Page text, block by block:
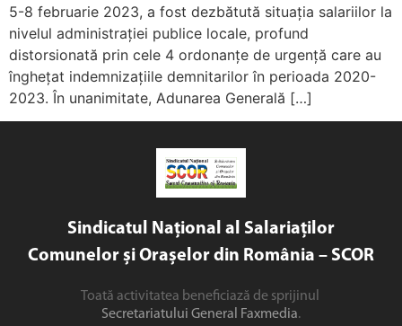
5-8 februarie 2023, a fost dezbătută situația salariilor la
nivelul administrației publice locale, profund
distorsionată prin cele 4 ordonanțe de urgență care au
înghețat indemnizațiile demnitarilor în perioada 2020-
2023. În unanimitate, Adunarea Generală […]
Sindicatul Național al Salariaților
Comunelor și Orașelor din România – SCOR
Toată activitatea beneficiază de sprijinul
Secretariatului General Faxmedia.